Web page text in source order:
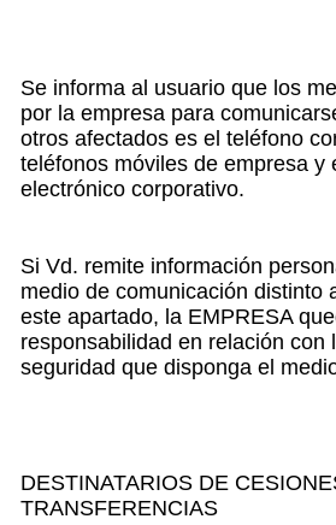
Se informa al usuario que los
por la empresa para
otros afectados es el teléfono
teléfonos móviles de empresa y
electrónico corporativo.
Si Vd. remite información
medio de comunicación distinto
este apartado, la EMPRESA
responsabilidad en relación con
seguridad que disponga el
DESTINATARIOS DE
TRANSFERENCIAS